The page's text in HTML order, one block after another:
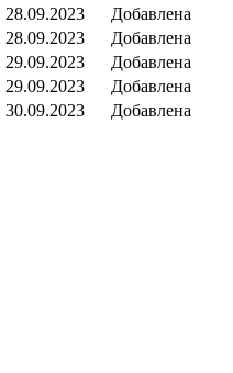
28.09.2023
Добавлена
28.09.2023
Добавлена
29.09.2023
Добавлена
29.09.2023
Добавлена
30.09.2023 Добавлена